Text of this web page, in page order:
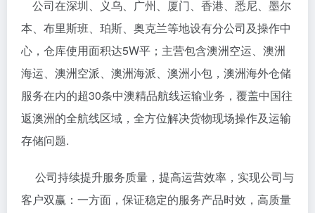
公司在深圳、义乌、广州、厦门、香港、悉尼、墨尔
本、布里斯班、珀斯、奥克兰等地设有分公司及操作中
心，仓库使用面积达5W平；主营包含澳洲空运、澳洲
海运、澳洲空派、澳洲海派、澳洲小包，澳洲海外仓储
服务在内的超30条中澳精品航线运输业务，覆盖中国往
返澳洲的全航线区域，全方位解决货物现场操作及运输
存储问题.
公司持续提升服务质量，提高运营效率，实现公司与
客户双赢：一方面，保证稳定的服务产品时效，高质量